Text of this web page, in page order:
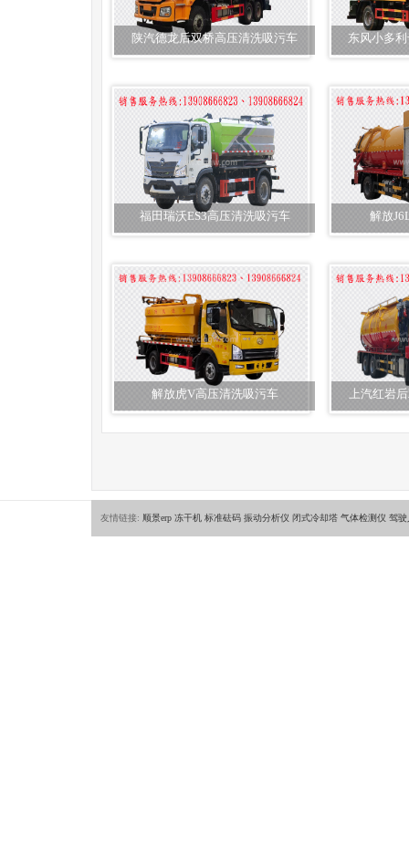
陕汽德龙后双桥高压清洗吸污车 东风小多
福田瑞沃ES3高压清洗吸污车 解放
解放虎V高压清洗吸污车 上汽红岩
友情链接: 顺景erp 冻干机 标准砝码 振动分析仪 闭式冷却塔 气体检测仪 驾驶